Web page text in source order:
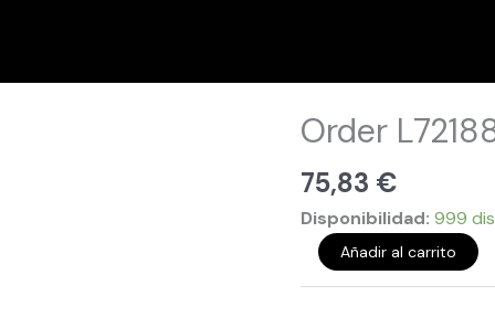
Order
75,83 €
Disponibilidad: 999
L721887
cantidad
Añadir al carrito